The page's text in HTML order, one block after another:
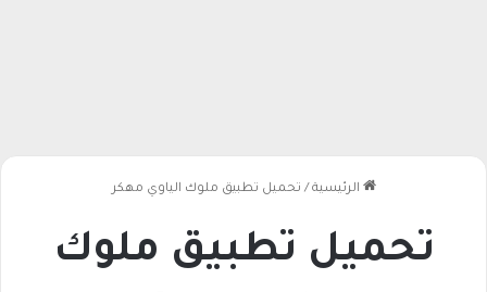
الرئيسية / تحميل تطبيق ملوك الياوي مهكر
تحميل تطبيق ملوك